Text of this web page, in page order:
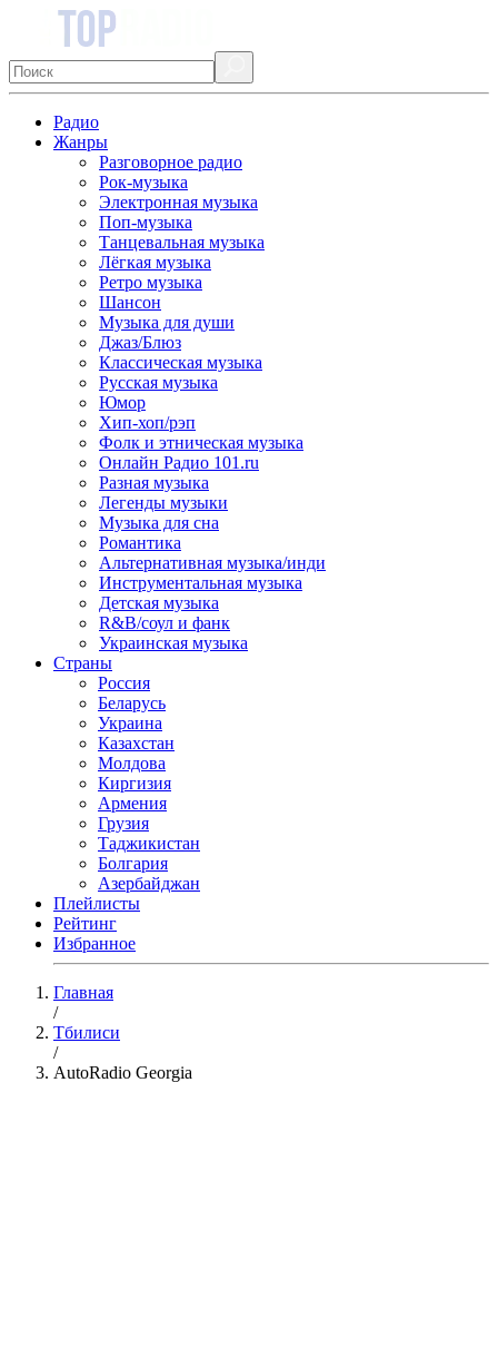
Радио
Жанры
Разговорное радио
Рок-музыка
Электронная музыка
Поп-музыка
Танцевальная музыка
Лёгкая музыка
Ретро музыка
Шансон
Музыка для души
Джаз/Блюз
Классическая музыка
Русская музыка
Юмор
Хип-хоп/рэп
Фолк и этническая музыка
Онлайн Радио 101.ru
Разная музыка
Легенды музыки
Музыка для сна
Романтика
Альтернативная музыка/инди
Инструментальная музыка
Детская музыка
R&B/cоул и фанк
Украинская музыка
Страны
Россия
Беларусь
Украина
Казахстан
Молдова
Киргизия
Армения
Грузия
Таджикистан
Болгария
Азербайджан
Плейлисты
Рейтинг
Избранное
Главная
/
Тбилиси
/
AutoRadio Georgia